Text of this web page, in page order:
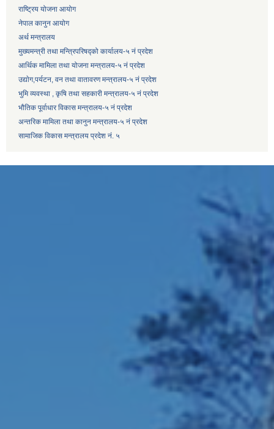
राष्ट्रिय योजना आयोग
नेपाल कानुन आयोग
अर्थ मन्त्रालय
मुख्यमन्त्री तथा मन्त्रिपरिषद्को कार्यालय-५ नं प्रदेश
आर्थिक मामिला तथा योजना मन्त्रालय-५ नं प्रदेश
उद्याेग,पर्यटन, वन तथा वातावरण मन्त्रालय-५ नं प्रदेश
भुमि व्यवस्था , कृषि तथा सहकारी मन्त्रालय-५ नं प्रदेश
भौतिक पूर्वाधार विकास मन्त्रालय-५ नं प्रदेश
अन्तरिक मामिला तथा कानुन मन्त्रालय-५ नं प्रदेश
सामाजिक विकास मन्त्रालय प्रदेश नं. ५